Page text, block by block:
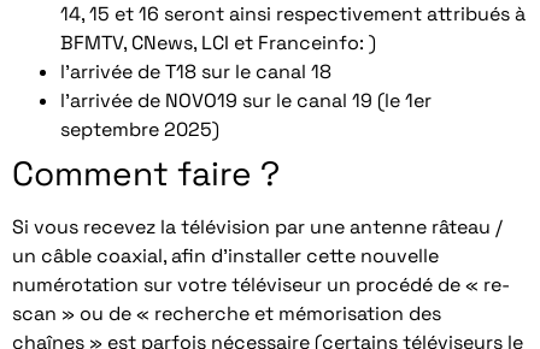
14, 15 et 16 seront ainsi respectivement attribués à
BFMTV, CNews, LCI et Franceinfo: )
l’arrivée de T18 sur le canal 18
l’arrivée de NOVO19 sur le canal 19 (le 1er
septembre 2025)
Comment faire ?
Si vous recevez la télévision par une antenne râteau /
un câble coaxial, afin d’installer cette nouvelle
numérotation sur votre téléviseur un procédé de « re-
scan » ou de « recherche et mémorisation des
chaînes » est parfois nécessaire (certains téléviseurs le